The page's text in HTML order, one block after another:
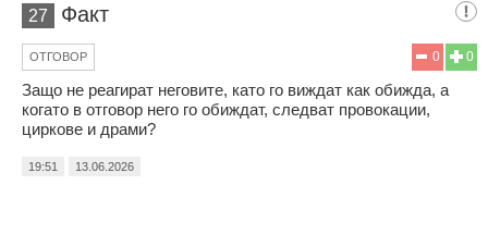
27 Факт
0
0
ОТГОВОР
Защо не реагират неговите, като го виждат как обижда, а
когато в отговор него го обиждат, следват провокации,
циркове и драми?
19:51 13.06.2026